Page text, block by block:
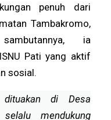
penuh dari
Tambakromo,
ia
Pati yang aktif
sosial.
di Desa
mendukung